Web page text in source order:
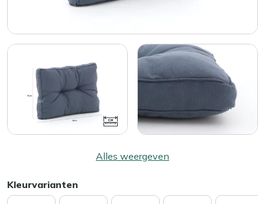
Alles weergeven
Kleurvarianten